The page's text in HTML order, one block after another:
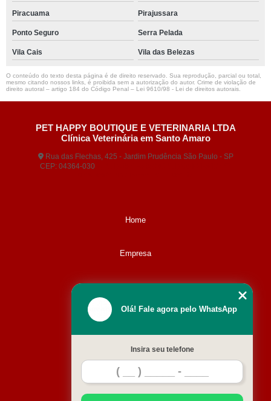
Piracuama Pirajussara
Ponto Seguro Serra Pelada
Vila Cais Vila das Belezas
O conteúdo do texto desta página é de direito reservado. Sua reprodução, parcial ou total,
mesmo citando nossos links, é proibida sem a autorização do autor. Crime de violação de
direito autoral – artigo 184 do Código Penal – Lei 9610/98 - Lei de direitos autorais
PET HAPPY BOUTIQUE E VETERINARIA LTDA
Clínica Veterinária em Santo Amaro
Rua das Flechas, 425 - Jardim Prudência São Paulo - SP
CEP: 04364-030
Home
Empresa
Contato
Olá! Fale agora pelo WhatsApp
Insira seu telefone